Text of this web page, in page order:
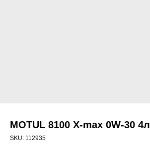
MOTUL 8100 X-max 0W-30 4л
SKU: 112935